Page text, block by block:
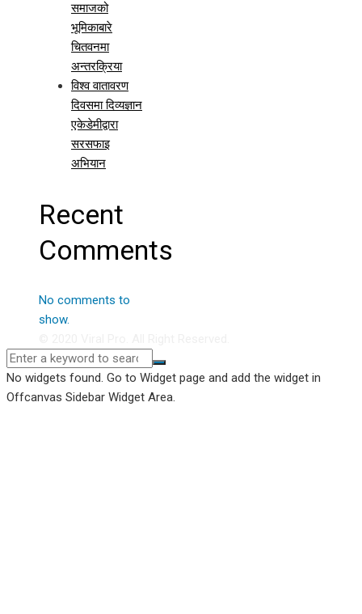
समाजको
भूमिकाबारे
चितवनमा
अन्तरक्रिया
विश्व वातावरण
दिवसमा दिव्यज्ञान
एकेडेमीद्वारा
सरसफाइ
अभियान
Recent
Comments
No comments to
show.
No widgets found. Go to Widget page and add the widget in
Offcanvas Sidebar Widget Area.